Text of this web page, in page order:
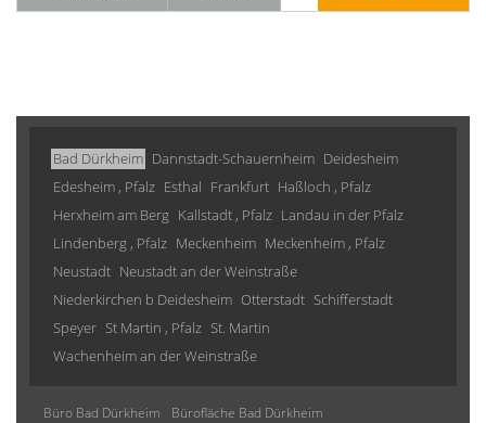
Bad Dürkheim Dannstadt-Schauernheim Deidesheim
Edesheim , Pfalz Esthal Frankfurt Haßloch , Pfalz
Herxheim am Berg Kallstadt , Pfalz Landau in der Pfalz
Lindenberg , Pfalz Meckenheim Meckenheim , Pfalz
Neustadt Neustadt an der Weinstraße
Niederkirchen b Deidesheim Otterstadt Schifferstadt
Speyer St Martin , Pfalz St. Martin
Wachenheim an der Weinstraße
Büro Bad Dürkheim
Bürofläche Bad Dürkheim